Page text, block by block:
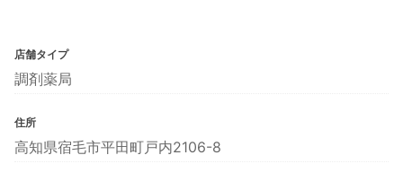
店舗タイプ
調剤薬局
住所
高知県宿毛市平田町戸内2106-8